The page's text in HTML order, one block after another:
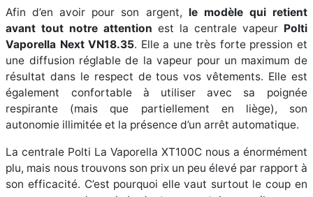
Afin d’en avoir pour son argent, le modèle qui retient
avant tout notre attention est la centrale vapeur Polti
Vaporella Next VN18.35. Elle a une très forte pression et
une diffusion réglable de la vapeur pour un maximum de
résultat dans le respect de tous vos vêtements. Elle est
également confortable à utiliser avec sa poignée
respirante (mais que partiellement en liège), son
autonomie illimitée et la présence d’un arrêt automatique.
La centrale Polti La Vaporella XT100C nous a énormément
plu, mais nous trouvons son prix un peu élevé par rapport à
son efficacité. C’est pourquoi elle vaut surtout le coup en